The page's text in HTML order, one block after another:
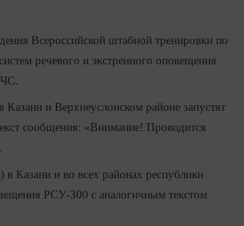
Всероссийской штабной тренировки по
речевого и экстренного оповещения
ЧС.
и Верхнеуслонском районе запустят
сообщения: «Внимание! Проводится
Казани и во всех районах республики
РСУ-300 с аналогичным текстом